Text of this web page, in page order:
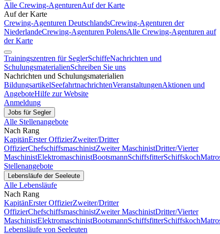
Alle Crewing-AgenturenAuf der Karte
Auf der Karte
Crewing-Agenturen DeutschlandsCrewing-Agenturen der
NiederlandeCrewing-Agenturen PolensAlle Crewing-Agenturen auf
der Karte
Trainingszentren für SeglerSchiffeNachrichten und
SchulungsmaterialienSchreiben Sie uns
Nachrichten und Schulungsmaterialien
BildungsartikelSeefahrtnachrichtenVeranstaltungenAktionen und
AngeboteHilfe zur Website
Anmeldung
Jobs für Segler
Alle Stellenangebote
Nach Rang
KapitänErster OffizierZweiter/Dritter
OffizierChefschiffsmaschinistZweiter MaschinistDritter/Vierter
MaschinistElektromaschinistBootsmannSchiffsfitterSchiffskoch
Stellenangebote
Lebensläufe der Seeleute
Alle Lebensläufe
Nach Rang
KapitänErster OffizierZweiter/Dritter
OffizierChefschiffsmaschinistZweiter MaschinistDritter/Vierter
MaschinistElektromaschinistBootsmannSchiffsfitterSchiffskoch
Lebensläufe von Seeleuten